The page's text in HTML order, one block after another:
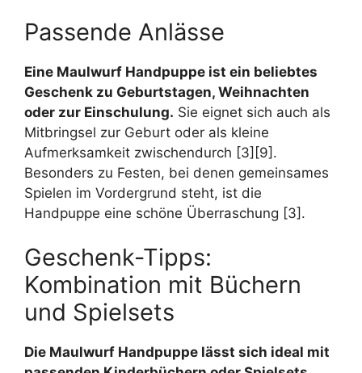
Passende Anlässe
Eine Maulwurf Handpuppe ist ein beliebtes
Geschenk zu Geburtstagen, Weihnachten
oder zur Einschulung. Sie eignet sich auch als
Mitbringsel zur Geburt oder als kleine
Aufmerksamkeit zwischendurch [3][9].
Besonders zu Festen, bei denen gemeinsames
Spielen im Vordergrund steht, ist die
Handpuppe eine schöne Überraschung [3].
Geschenk-Tipps:
Kombination mit Büchern
und Spielsets
Die Maulwurf Handpuppe lässt sich ideal mit